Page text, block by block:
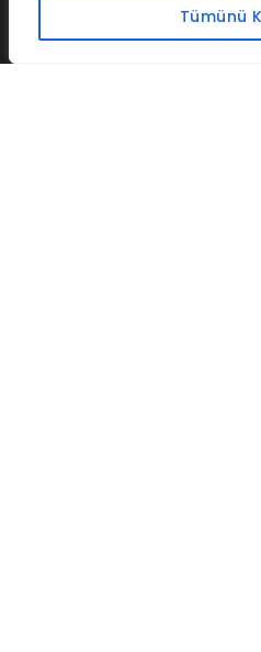
Tümünü